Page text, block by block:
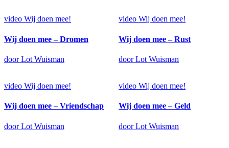
video Wij doen mee!
Wij doen mee – Dromen
door Lot Wuisman
video Wij doen mee!
Wij doen mee – Rust
door Lot Wuisman
video Wij doen mee!
Wij doen mee – Vriendschap
door Lot Wuisman
video Wij doen mee!
Wij doen mee – Geld
door Lot Wuisman